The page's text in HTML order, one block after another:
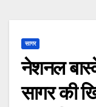
सागर
नेशनल
सागर की